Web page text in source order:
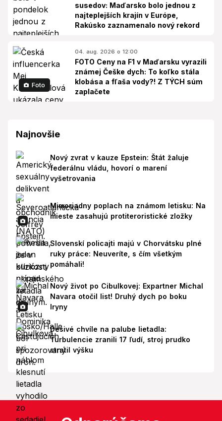
susedov: Maďarsko bolo jednou z
najteplejších krajín v Európe,
Rakúsko zaznamenalo nový rekord
Foto
04. aug. 2026 o 12:00
FOTO Ceny na F1 v Maďarsku vyrazili
známej Češke dych: To koľko stála
klobása a fľaša vody?! Z TÝCH súm
zaplačete
Najnovšie
Nový zvrat v kauze Epstein: Štát žaluje
federálnu vládu, hovorí o marení
vyšetrovania
Mimoriadny poplach na známom letisku: Na
mieste zasahujú protiteroristické zložky
Slovenskí policajti majú v Chorvátsku plné
ruky práce: Neuveríte, s čím všetkým
pomáhali!
Nový život po Cibulkovej: Expartner Michal
Navara otočil list! Druhý dych po boku
Iryny
Desivé chvíle na palube lietadla:
Turbulencie zranili 17 ľudí, stroj prudko
stratil výšku